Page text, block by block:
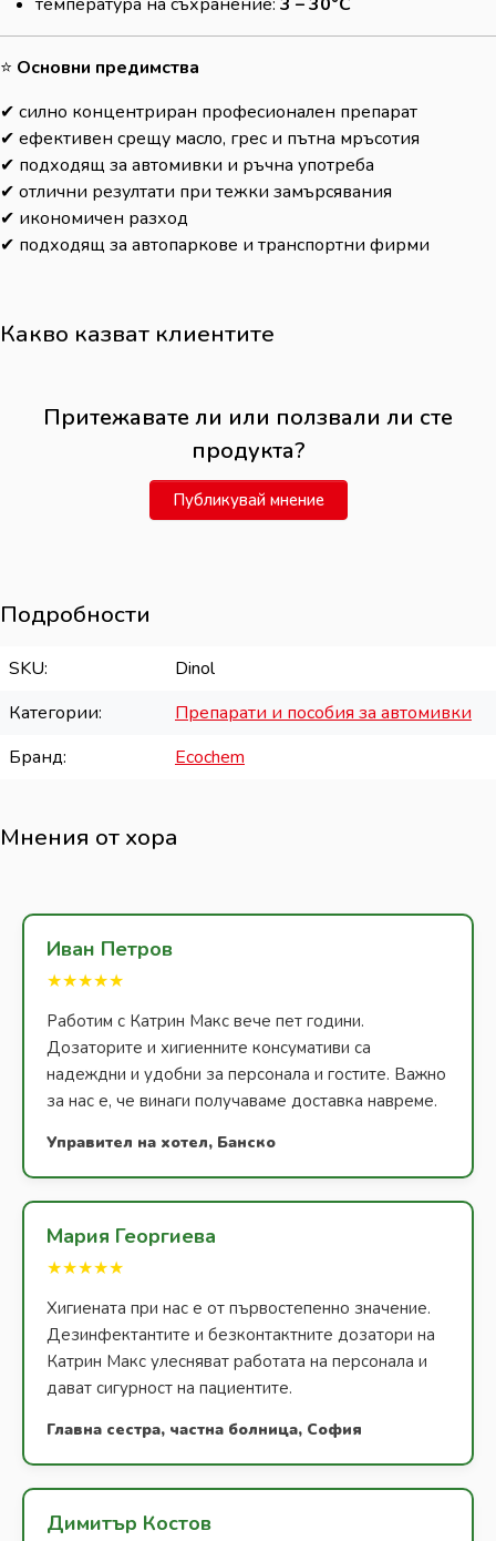
⭐ Основни предимства
✔ силно концентриран професионален препарат
✔ ефективен срещу масло, грес и пътна мръсотия
✔ подходящ за автомивки и ръчна употреба
✔ отлични резултати при тежки замърсявания
✔ икономичен разход
✔ подходящ за автопаркове и транспортни фирми
Какво казват клиентите
Притежавате ли или ползвали ли сте
продукта?
Публикувай мнение
Подробности
SKU
Dinol
Категории
Препарати и пособия за автомивки
Бранд
Ecochem
Мнения от хора
Иван Петров
★★★★★
Работим с Катрин Макс вече пет години.
Дозаторите и хигиенните консумативи са
надеждни и удобни за персонала и гостите. Важно
за нас е, че винаги получаваме доставка навреме.
Управител на хотел, Банско
Мария Георгиева
★★★★★
Хигиената при нас е от първостепенно значение.
Дезинфектантите и безконтактните дозатори на
Катрин Макс улесняват работата на персонала и
дават сигурност на пациентите.
Главна сестра, частна болница, София
Димитър Костов